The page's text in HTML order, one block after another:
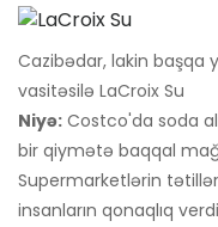
Cazibədar, lakin başqa
vasitəsilə LaCroix Su
Niyə: Costco'da soda
bir qiymətə baqqal
Supermarketlərin
insanların qonaqlıq